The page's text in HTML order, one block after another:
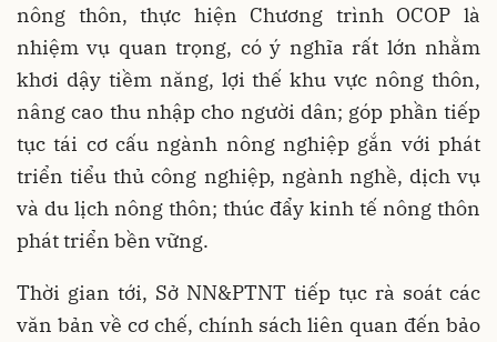
nông thôn, thực hiện Chương trình OCOP là
nhiệm vụ quan trọng, có ý nghĩa rất lớn nhằm
khơi dậy tiềm năng, lợi thế khu vực nông thôn,
nâng cao thu nhập cho người dân; góp phần tiếp
tục tái cơ cấu ngành nông nghiệp gắn với phát
triển tiểu thủ công nghiệp, ngành nghề, dịch vụ
và du lịch nông thôn; thúc đẩy kinh tế nông thôn
phát triển bền vững.
Thời gian tới, Sở NN&PTNT tiếp tục rà soát các
văn bản về cơ chế, chính sách liên quan đến bảo